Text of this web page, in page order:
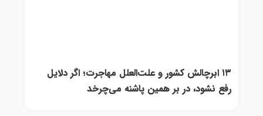
۱۳ ابرچالش کشور و علت‌العلل مهاجرت؛ اگر دلایل
رفع نشود، در بر همین پاشنه می‌چرخد